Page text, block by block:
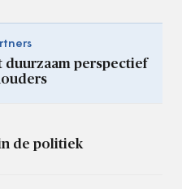
duurzaam perspectief
de politiek